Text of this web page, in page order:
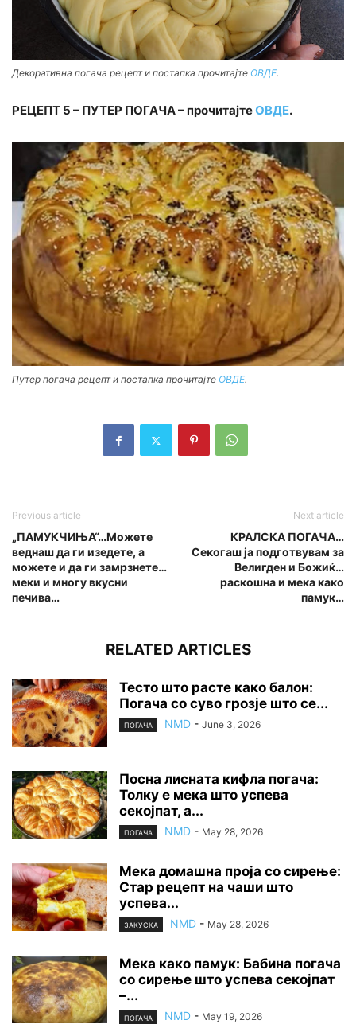
Декоративна погача рецепт и постапка прочитајте ОВДЕ.
РЕЦЕПТ 5 – ПУТЕР ПОГАЧА – прочитајтеОВДЕ.
Путер погача рецепт и постапка прочитајте ОВДЕ.
Previous article
„ПАМУКЧИЊА“…Можете
веднаш да ги изедете, а
можете и да ги замрзнете…
меки и многу вкусни
печива…
Next article
КРАЛСКА ПОГАЧА…
Секогаш ја подготвувам за
Велигден и Божиќ…
раскошна и мека како
памук…
RELATED ARTICLES
Тесто што расте како балон:
Погача со суво грозје што се...
ПОГАЧА NMD - June 3, 2026
Посна лисната кифла погача:
Толку е мека што успева
секојпат, а...
ПОГАЧА NMD - May 28, 2026
Мека домашна проја со сирење:
Стар рецепт на чаши што
успева...
ЗАКУСКА NMD - May 28, 2026
Мека како памук: Бабина погача
со сирење што успева секојпат
–...
ПОГАЧА NMD - May 19, 2026